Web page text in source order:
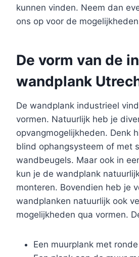
kunnen vinden. Neem dan
ons op voor de
De vorm van de
wandplank
De wandplank industrieel
vormen. Natuurlijk heb je
opvangmogelijkheden. Denk
blind ophangsysteem of met
wandbeugels. Maar ook in
kun je de wandplank
monteren. Bovendien heb je
wandplanken natuurlijk ook
mogelijkheden qua vormen.
Een muurplank met